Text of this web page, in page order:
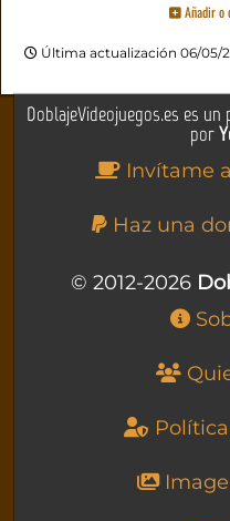
Añadir o
Última actualización 06/05/
DoblajeVideojuegos.es es
por
Invítame
Haz una
© 2012-2026